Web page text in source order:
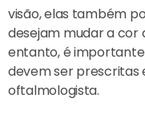
visão, elas também
desejam mudar a cor
entanto, é
devem ser prescritas
oftalmologista.